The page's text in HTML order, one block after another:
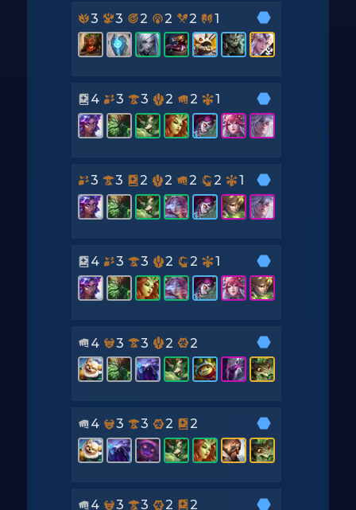
3 3 2 2 2 1
4 3 3 2 2 1
3 3 2 2 2 2 1
4 3 3 2 2 1
4 3 3 2 2
4 3 3 2 2
4 3 3 2 2